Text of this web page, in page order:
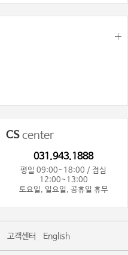
CScenter
031.943.1888
평일 09:00~18:00 / 점심
12:00~13:00
토요일, 일요일, 공휴일 휴무
고객센터 English